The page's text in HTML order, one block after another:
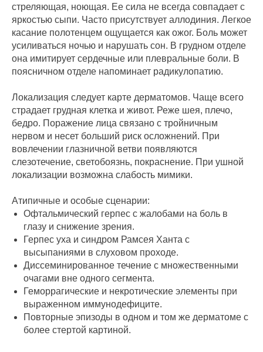
стреляющая, ноющая. Ее сила не всегда совпадает с
яркостью сыпи. Часто присутствует аллодиния. Легкое
касание полотенцем ощущается как ожог. Боль может
усиливаться ночью и нарушать сон. В грудном отделе
она имитирует сердечные или плевральные боли. В
поясничном отделе напоминает радикулопатию.
Локализация следует карте дерматомов. Чаще всего
страдает грудная клетка и живот. Реже шея, плечо,
бедро. Поражение лица связано с тройничным
нервом и несет больший риск осложнений. При
вовлечении глазничной ветви появляются
слезотечение, светобоязнь, покраснение. При ушной
локализации возможна слабость мимики.
Атипичные и особые сценарии:
Офтальмический герпес с жалобами на боль в
глазу и снижение зрения.
Герпес уха и синдром Рамсея Ханта с
высыпаниями в слуховом проходе.
Диссеминированное течение с множественными
очагами вне одного сегмента.
Геморрагические и некротические элементы при
выраженном иммунодефиците.
Повторные эпизоды в одном и том же дерматоме с
более стертой картиной.